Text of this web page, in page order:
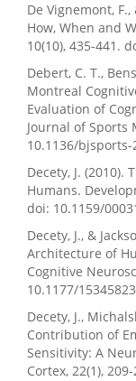
De Vignemont,
How, When and
10(10), 435-441.
Debert, C. T.,
Montreal
Evaluation of
Journal of Sports
10.1136/bjsports-
Decety, J.
Humans.
doi: 10.1159/
Decety, J., &
Architecture of
Cognitive
10.1177/
Decety, J.,
Contribution of
Sensitivity: A
Cortex, 22(1),